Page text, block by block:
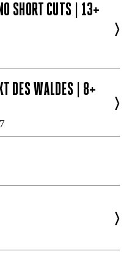
SHORT CUTS | 13+
>
DES WALDES | 8+
>
>